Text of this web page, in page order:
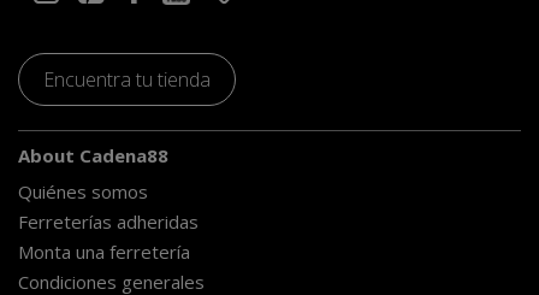
Encuentra tu tienda
About Cadena88
Quiénes somos
Ferreterías adheridas
Monta una ferretería
Condiciones generales